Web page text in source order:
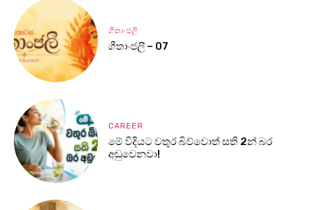
ගීතාංජලී
ගීතාංජලී – 07
CAREER
මේ විදියට වතුර බිව්වොත් සති 2න් බර
අඩුවෙනවා!